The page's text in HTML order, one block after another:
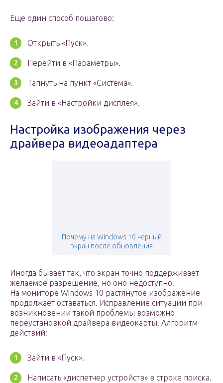
Еще один способ пошагово:
Открыть «Пуск».
Перейти в «Параметры».
Тапнуть на пункт «Система».
Зайти в «Настройки дисплея».
Настройка изображения через
драйвера видеоадаптера
Почему на Windows 10 черный
экран после обновления
Иногда бывает так, что экран точно поддерживает
желаемое разрешение, но оно недоступно.
На мониторе Windows 10 растянутое изображение
продолжает оставаться. Исправление ситуации при
возникновении такой проблемы возможно
переустановкой драйвера видеокарты. Алгоритм
действий:
Зайти в «Пуск».
Написать «диспетчер устройств» в строке поиска.